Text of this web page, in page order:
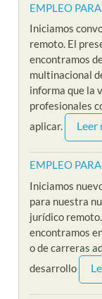
EMPLEO
Iniciamos
remoto. El
encontramos
multinacional
informa que la
profesionales
aplicar.
Leer
EMPLEO
Iniciamos
para nuestra
jurídico
encontramos
o de carreras
desarrollo